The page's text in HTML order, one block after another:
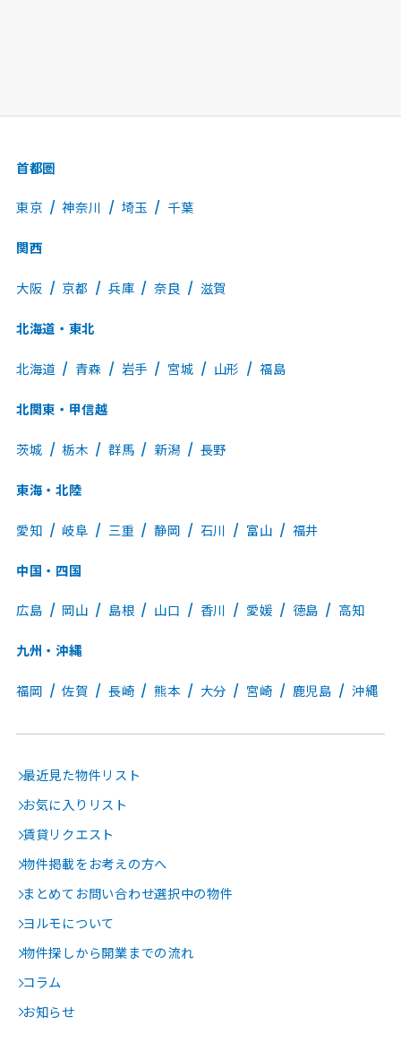
首都圏
東京 神奈川 埼玉 千葉
関西
大阪 京都 兵庫 奈良 滋賀
北海道・東北
北海道 青森 岩手 宮城 山形 福島
北関東・甲信越
茨城 栃木 群馬 新潟 長野
東海・北陸
愛知 岐阜 三重 静岡 石川 富山 福井
中国・四国
広島 岡山 島根 山口 香川 愛媛 徳島 高知
九州・沖縄
福岡 佐賀 長崎 熊本 大分 宮崎 鹿児島 沖縄
最近見た物件リスト
お気に入りリスト
賃貸リクエスト
物件掲載をお考えの方へ
まとめてお問い合わせ選択中の物件
ヨルモについて
物件探しから開業までの流れ
コラム
お知らせ